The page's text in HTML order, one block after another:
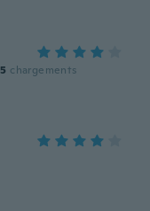
5 chargements